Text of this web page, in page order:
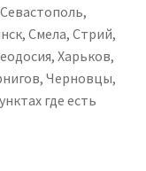
Смела, Стрий,
Харьков,
Черновцы,
где есть